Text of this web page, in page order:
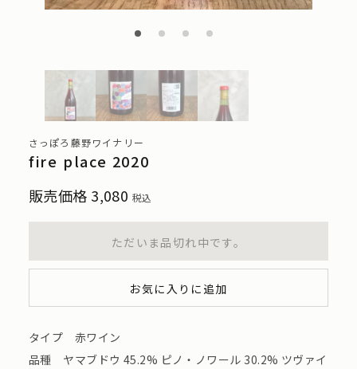
さっぽろ藤野ワイナリー
fire place 2020
販売価格 3,080 税込
ただいま品切れ中です。
お気に入りに追加
タイプ 赤ワイン
品種 ヤマブドウ 45.2% ピノ・ノワール 30.2% ツヴァイ